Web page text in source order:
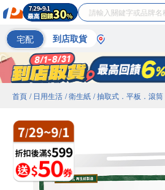
宅配 到店取貨
首頁 / 日用生活 / 衛生紙 / 抽取式．平板．滾筒